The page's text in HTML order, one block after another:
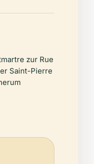
zur Rue
Saint-Pierre